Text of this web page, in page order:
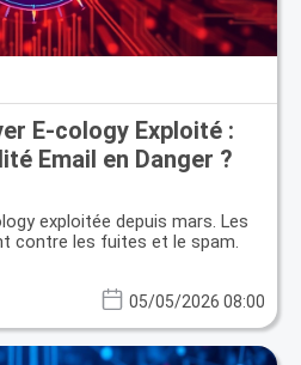
E-cology Exploité :
Email en Danger ?
exploitée depuis mars. Les
contre les fuites et le spam.
05/05/2026 08:00